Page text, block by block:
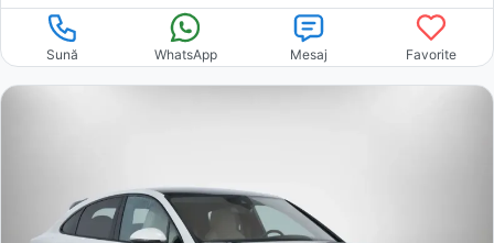
Sună WhatsApp Mesaj Favorite